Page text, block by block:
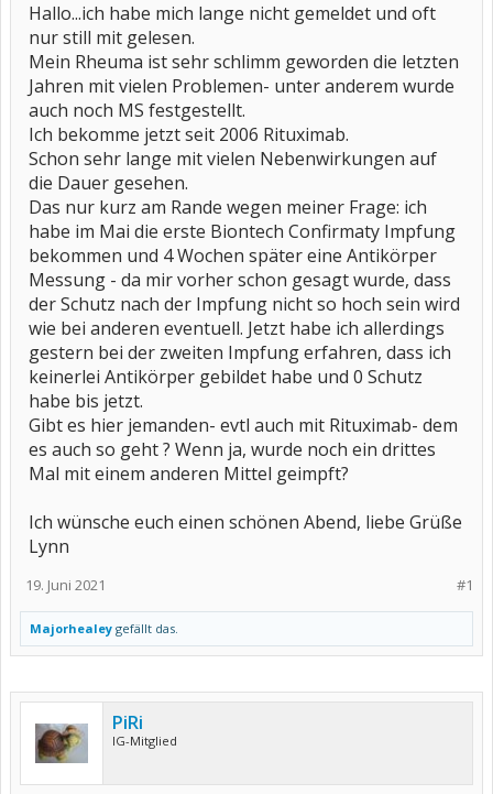
Hallo...ich habe mich lange nicht gemeldet und oft
nur still mit gelesen.
Mein Rheuma ist sehr schlimm geworden die letzten
Jahren mit vielen Problemen- unter anderem wurde
auch noch MS festgestellt.
Ich bekomme jetzt seit 2006 Rituximab.
Schon sehr lange mit vielen Nebenwirkungen auf
die Dauer gesehen.
Das nur kurz am Rande wegen meiner Frage: ich
habe im Mai die erste Biontech Confirmaty Impfung
bekommen und 4 Wochen später eine Antikörper
Messung - da mir vorher schon gesagt wurde, dass
der Schutz nach der Impfung nicht so hoch sein wird
wie bei anderen eventuell. Jetzt habe ich allerdings
gestern bei der zweiten Impfung erfahren, dass ich
keinerlei Antikörper gebildet habe und 0 Schutz
habe bis jetzt.
Gibt es hier jemanden- evtl auch mit Rituximab- dem
es auch so geht ? Wenn ja, wurde noch ein drittes
Mal mit einem anderen Mittel geimpft?
Ich wünsche euch einen schönen Abend, liebe Grüße
Lynn
#1
19. Juni 2021
Majorhealey gefällt das.
PiRi
IG-Mitglied